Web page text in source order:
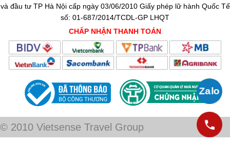
và đầu tư TP Hà Nội cấp ngày 03/06/2010 Giấy phép lữ hành Quốc Tế
số: 01-687/2014/TCDL-GP LHQT
CHẤP NHẬN THANH TOÁN
© 2010 Vietsense Travel Group